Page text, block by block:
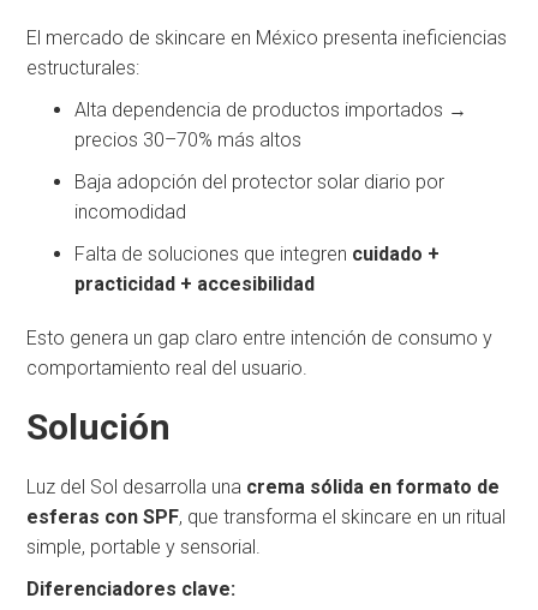
El mercado de skincare en México presenta ineficiencias
estructurales:
Alta dependencia de productos importados →
precios 30–70% más altos
Baja adopción del protector solar diario por
incomodidad
Falta de soluciones que integren cuidado +
practicidad + accesibilidad
Esto genera un gap claro entre intención de consumo y
comportamiento real del usuario.
Solución
Luz del Sol desarrolla una crema sólida en formato de
esferas con SPF, que transforma el skincare en un ritual
simple, portable y sensorial.
Diferenciadores clave: